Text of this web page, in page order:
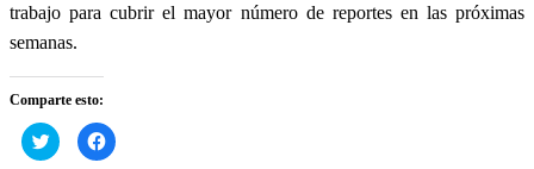
trabajo para cubrir el mayor número de reportes en las próximas
semanas.
Comparte esto:
Haz
clic
Haz
clic